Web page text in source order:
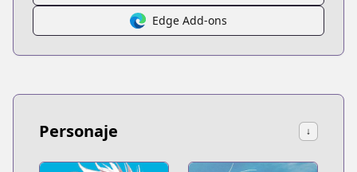
Edge Add-ons
Personaje ↓